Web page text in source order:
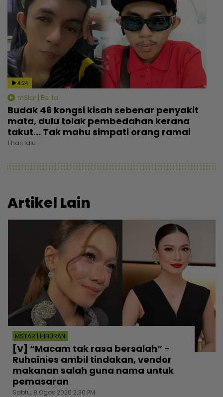
4:24
mStar | Berita
Budak 46 kongsi kisah sebenar penyakit
mata, dulu tolak pembedahan kerana
takut... Tak mahu simpati orang ramai
1 hari lalu
Artikel Lain
MSTAR | HIBURAN
[V] “Macam tak rasa bersalah“ -
Ruhainies ambil tindakan, vendor
makanan salah guna nama untuk
pemasaran
Sabtu, 8 Ogos 2026 2:30 PM